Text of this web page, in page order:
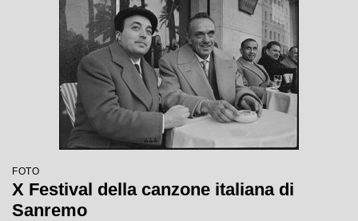
FOTO
X Festival della canzone italiana di
Sanremo